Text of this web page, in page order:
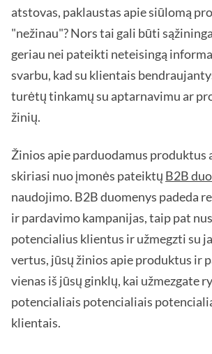
atstovas, paklaustas apie siūlomą
"nežinau"? Nors tai gali būti
geriau nei pateikti neteisingą
svarbu, kad su klientais
turėtų tinkamų su aptarnavimu ar
žinių.
Žinios apie parduodamus produktus
skiriasi nuo įmonės pateiktų B2B
naudojimo. B2B duomenys padeda
ir pardavimo kampanijas, taip pat
potencialius klientus ir užmegzti su
vertus, jūsų žinios apie produktus ir
vienas iš jūsų ginklų, kai užmezgate
potencialiais potencialiais
klientais.